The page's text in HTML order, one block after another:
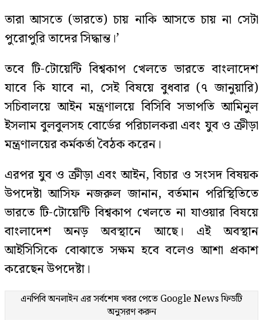
তারা আসতে (ভারতে) চায় নাকি আসতে চায় না সেটা
পুরোপুরি তাদের সিদ্ধান্ত।’
তবে টি-টোয়েন্টি বিশ্বকাপ খেলতে ভারতে বাংলাদেশ
যাবে কি যাবে না, সেই বিষয়ে বুধবার (৭ জানুয়ারি)
সচিবালয়ে আইন মন্ত্রণালয়ে বিসিবি সভাপতি আমিনুল
ইসলাম বুলবুলসহ বোর্ডের পরিচালকরা এবং যুব ও ক্রীড়া
মন্ত্রণালয়ের কর্মকর্তা বৈঠক করেন।
এরপর যুব ও ক্রীড়া এবং আইন, বিচার ও সংসদ বিষয়ক
উপদেষ্টা আসিফ নজরুল জানান, বর্তমান পরিস্থিতিতে
ভারতে টি-টোয়েন্টি বিশ্বকাপ খেলতে না যাওয়ার বিষয়ে
বাংলাদেশ অনড় অবস্থানে আছে। এই অবস্থান
আইসিসিকে বোঝাতে সক্ষম হবে বলেও আশা প্রকাশ
করেছেন উপদেষ্টা।
এনপিবি অনলাইন এর সর্বশেষ খবর পেতে Google Newsফিডটি
অনুসরণ করুন